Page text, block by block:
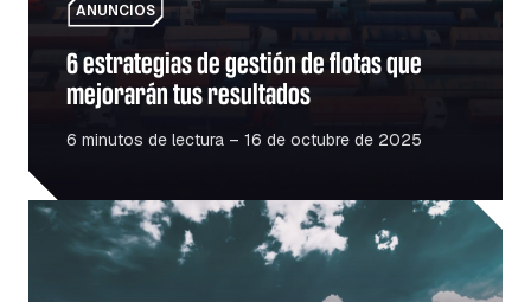
ANUNCIOS
6 estrategias de gestión de flotas que
mejorarán tus resultados
6 minutos de lectura – 16 de octubre de 2025
El auge de las infraestructuras en Rumanía: qué